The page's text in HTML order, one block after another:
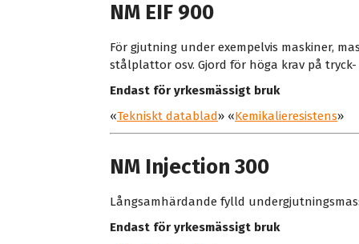
NM EIF 900
För gjutning under exempelvis maskiner,
stålplattor osv. Gjord för höga krav på
Endast för yrkesmässigt bruk
«Tekniskt datablad» «Kemikalieresistens»
NM Injection 300
Långsamhärdande fylld
Endast för yrkesmässigt bruk